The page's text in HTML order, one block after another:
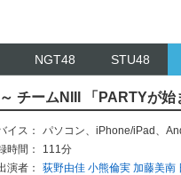
NGT48 STU48
チームNIII 「PARTYが始
イス： パソコン、 iPhone/iPad 、
時間：
111分
演者：
荻野由佳 小熊倫実 加藤美南